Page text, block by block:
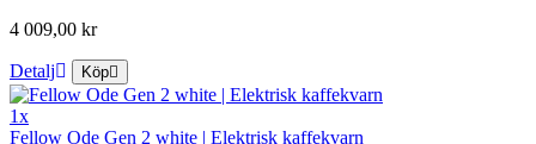
4 009,00 kr
Detalj Köp
1x
Fellow Ode Gen 2 white | Elektrisk kaffekvarn